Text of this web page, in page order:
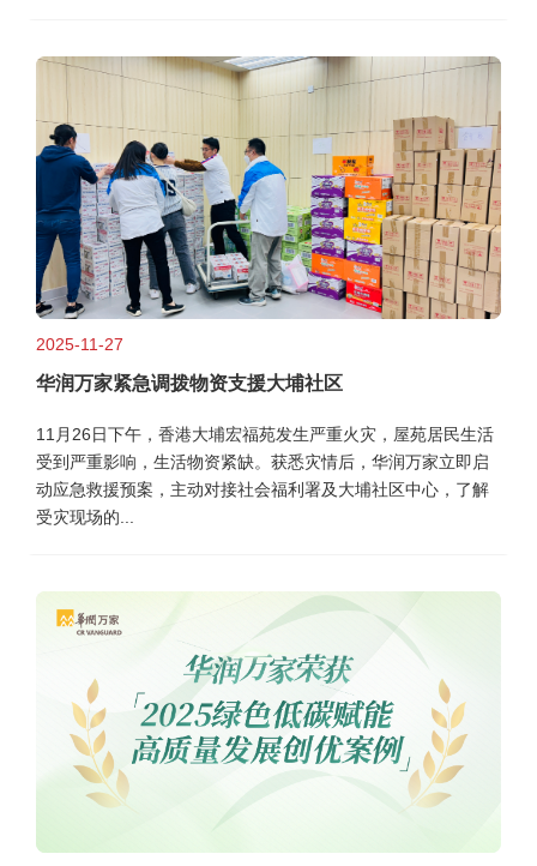
2025-11-27
华润万家紧急调拨物资支援大埔社区
11月26日下午，香港大埔宏福苑发生严重火灾，屋苑居民生活
受到严重影响，生活物资紧缺。获悉灾情后，华润万家立即启
动应急救援预案，主动对接社会福利署及大埔社区中心，了解
受灾现场的...